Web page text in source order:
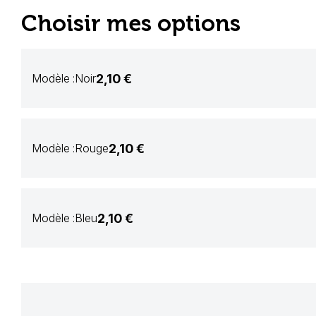
Choisir mes options
Modèle :Noir2,10 €
Modèle :Rouge2,10 €
Modèle :Bleu2,10 €